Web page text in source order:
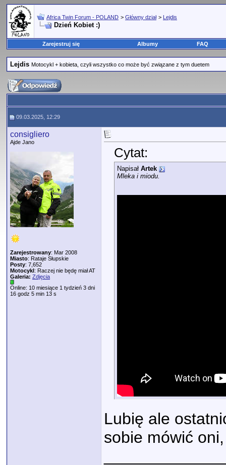
Africa Twin Forum - POLAND > Główny dział > Lejdis
Dzień Kobiet :)
Zarejestruj się Albumy FAQ
Lejdis Motocykl + kobieta, czyli wszystko co może być związane z tym duetem
09.03.2025, 12:29
consigliero
Ajde Jano
Zarejestrowany: Mar 2008
Miasto: Rataje Słupskie
Posty: 7,652
Motocykl: Raczej nie będę miał AT
Galeria: Zdjęcia
Online: 10 miesiące 1 tydzień 3 dni
16 godz 5 min 13 s
Cytat:
Napisał Artek
Mleka i miodu.
Lubię ale
sobie mówić